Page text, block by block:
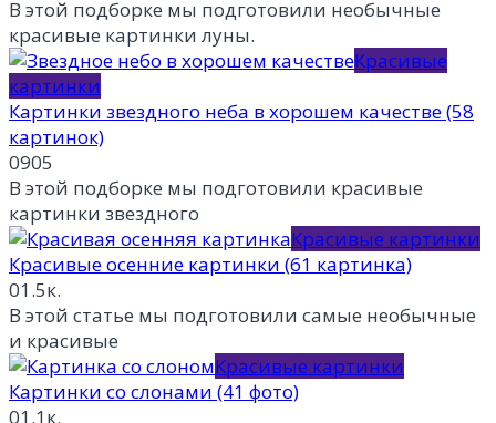
В этой подборке мы подготовили необычные
красивые картинки луны.
Красивые
картинки
Картинки звездного неба в хорошем качестве (58
картинок)
0905
В этой подборке мы подготовили красивые
картинки звездного
Красивые картинки
Красивые осенние картинки (61 картинка)
01.5к.
В этой статье мы подготовили самые необычные
и красивые
Красивые картинки
Картинки со слонами (41 фото)
01.1к.